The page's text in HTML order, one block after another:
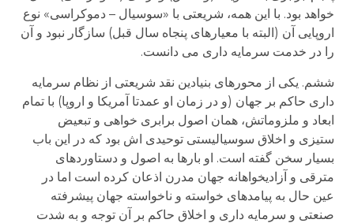
خواهد بود. با این همه، شریعتی با «سوسیال – دموکراسی» نوع
اروپایی آن (البته با معیارهای پنجاه سال قبل) سازگار نبود و آن
را در خدمت سرمایه داری می دانست.
ششم. یکی از محورهای بنیادین نقد شریعتی از نظام سرمایه
داری حاکم بر جهان (و در زمان او عمدتا آمریکا و اروپا) با تمام
ابعاد و ملزوماتش، همان اصول برابری خواهی و تبعیض
ستیزی و اخلاق سوسیالیستی توحیدی اش بود که در این باب
بسیار سخن گفته است. او بارها به اصول و دستاوردهای
مترقی و آزادیخواهانه جهان مدرن اذعان کرده است اما در
عین حال به پیامدهای خواسته و ناخواسته جهان پیشرفته
صنعتی و سرمایه داری و اخلاق حاکم بر آن توجه و به شدت